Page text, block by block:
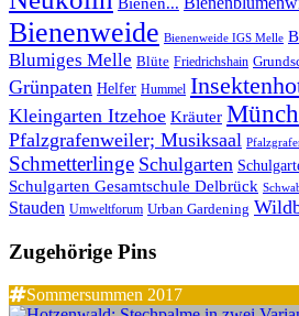
Bienenweide Bienenweide IGS Melle
Blumiges Melle Blüte Friedrichshain
Grünpaten Helfer Hummel
Kleingarten Itzehoe Kräuter
Pfalzgrafenweiler; Musiksaal
Schmetterlinge Schulgarten
Schulgarten Gesamtschule Delbrück
Stauden Umweltforum Urban Gardening
Zugehörige Pins
Sommersummen 2017